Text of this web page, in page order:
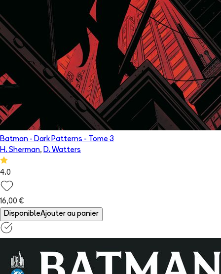
Batman - Dark Patterns - Tome 3
H. Sherman, D. Watters
4.0
16,00 €
DisponibleAjouter au panier